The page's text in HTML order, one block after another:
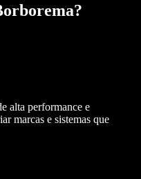
?
alta performance e
marcas e sistemas que